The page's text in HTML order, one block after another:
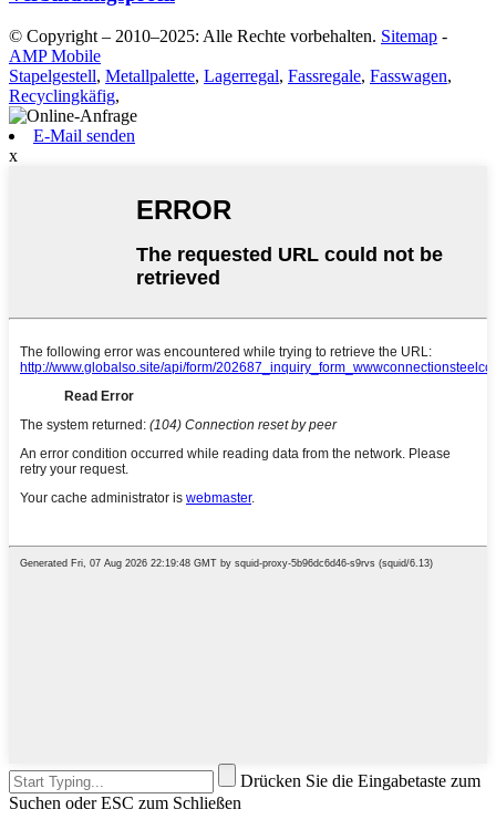
© Copyright – 2010–2025: Alle Rechte vorbehalten. Sitemap -
AMP Mobile
Stapelgestell, Metallpalette, Lagerregal, Fassregale, Fasswagen,
Recyclingkäfig,
E-Mail senden
x
Drücken Sie die Eingabetaste zum
Suchen oder ESC zum Schließen